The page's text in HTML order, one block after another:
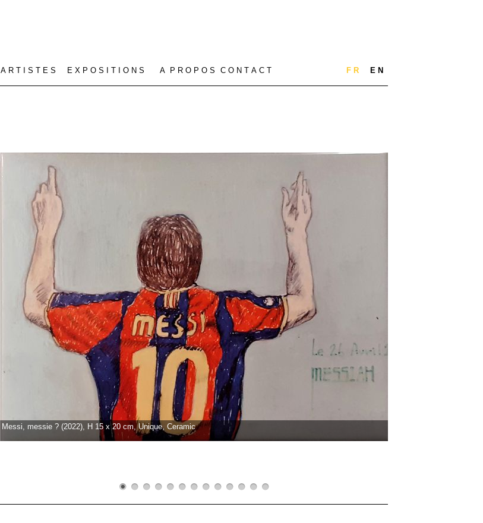
E X P O S I T I O N S
A R T I S T E S A P R O P O S C O N T A C T F R E N
Messi, messie ? (2022), H 15 x 20 cm, Unique, Ceramic